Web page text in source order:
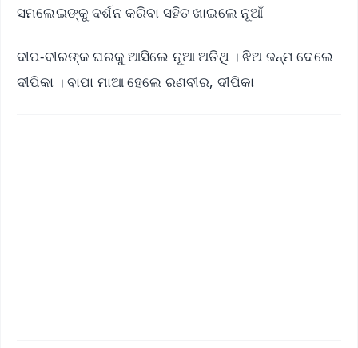
ସମଲେଇଙ୍କୁ ଦର୍ଶନ କରିବା ସହିତ ଖାଇଲେ ନୂଆଁ
ଦୀପ-ବୀରଙ୍କ ଘରକୁ ଆସିଲେ ନୂଆ ଅତିଥି । ଝିଅ ଜନ୍ମ ଦେଲେ
ଦୀପିକା । ବାପା ମାଆ ହେଲେ ରଣବୀର, ଦୀପିକା